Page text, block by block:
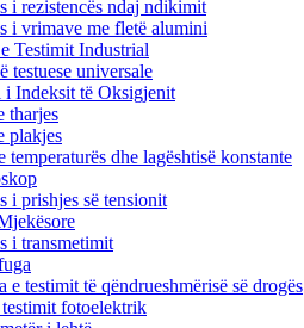
i rezistencës ndaj ndikimit
i vrimave me fletë alumini
Testimit Industrial
testuese universale
i Indeksit të Oksigjenit
tharjes
plakjes
temperaturës dhe lagështisë konstante
i prishjes së tensionit
i transmetimit
e testimit të qëndrueshmërisë së drogës
fotoelektrik